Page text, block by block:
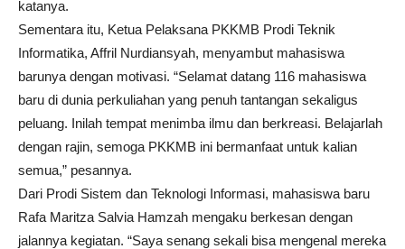
katanya.
Sementara itu, Ketua Pelaksana PKKMB Prodi Teknik
Informatika, Affril Nurdiansyah, menyambut mahasiswa
barunya dengan motivasi. “Selamat datang 116 mahasiswa
baru di dunia perkuliahan yang penuh tantangan sekaligus
peluang. Inilah tempat menimba ilmu dan berkreasi. Belajarlah
dengan rajin, semoga PKKMB ini bermanfaat untuk kalian
semua,” pesannya.
Dari Prodi Sistem dan Teknologi Informasi, mahasiswa baru
Rafa Maritza Salvia Hamzah mengaku berkesan dengan
jalannya kegiatan. “Saya senang sekali bisa mengenal mereka